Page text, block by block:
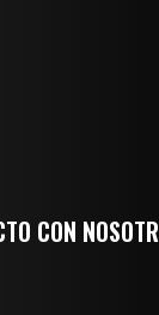
CON